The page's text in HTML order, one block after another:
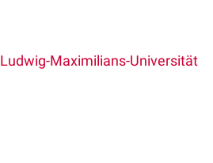
Ludwig-Maximilians-Universität